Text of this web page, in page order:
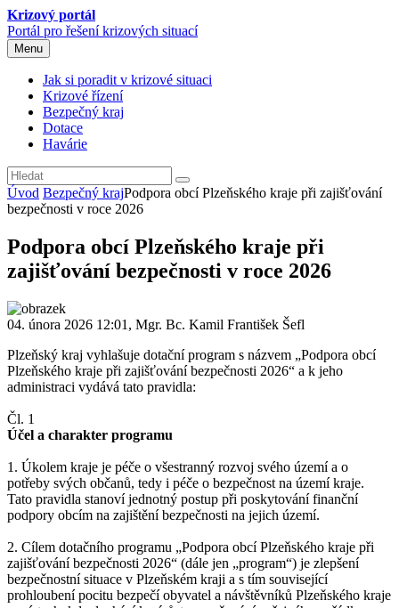
Krizový portál
Portál pro řešení krizových situací
Menu
Jak si poradit v krizové situaci
Krizové řízení
Bezpečný kraj
Dotace
Havárie
Úvod Bezpečný krajPodpora obcí Plzeňského kraje při zajišťování
bezpečnosti v roce 2026
Podpora obcí Plzeňského kraje při
zajišťování bezpečnosti v roce 2026
04. února 2026 12:01, Mgr. Bc. Kamil František Šefl
Plzeňský kraj vyhlašuje dotační program s názvem „Podpora obcí
Plzeňského kraje při zajišťování bezpečnosti 2026“ a k jeho
administraci vydává tato pravidla:
Čl. 1
Účel a charakter programu
1. Úkolem kraje je péče o všestranný rozvoj svého území a o
potřeby svých občanů, tedy i péče o bezpečnost na území kraje.
Tato pravidla stanoví jednotný postup při poskytování finanční
podpory obcím na zajištění bezpečnosti na jejich území.
2. Cílem dotačního programu „Podpora obcí Plzeňského kraje při
zajišťování bezpečnosti 2026“ (dále jen „program“) je zlepšení
bezpečnostní situace v Plzeňském kraji a s tím související
prohloubení pocitu bezpečí obyvatel a návštěvníků Plzeňského kraje